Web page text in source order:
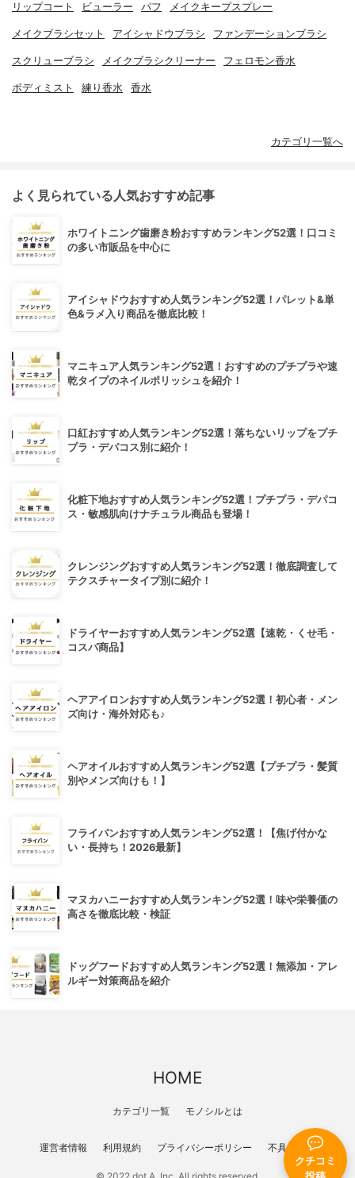
クチコミ
リップコート ビューラー パフ メイクキープスプレー
メイクブラシセット アイシャドウブラシ ファンデーションブラシ
スクリューブラシ メイクブラシクリーナー フェロモン香水
ボディミスト 練り香水 香水
カテゴリ一覧へ
よく見られている人気おすすめ記事
ホワイトニング歯磨き粉おすすめランキング52選！口コミ
の多い市販品を中心に
アイシャドウおすすめ人気ランキング52選！パレット&単
色&ラメ入り商品を徹底比較！
マニキュア人気ランキング52選！おすすめのプチプラや速
乾タイプのネイルポリッシュを紹介！
口紅おすすめ人気ランキング52選！落ちないリップをプチ
プラ・デパコス別に紹介！
化粧下地おすすめ人気ランキング52選！プチプラ・デパコ
ス・敏感肌向けナチュラル商品も登場！
クレンジングおすすめ人気ランキング52選！徹底調査して
テクスチャータイプ別に紹介！
ドライヤーおすすめ人気ランキング52選【速乾・くせ毛・
コスパ商品】
ヘアアイロンおすすめ人気ランキング52選！初心者・メン
ズ向け・海外対応も♪
ヘアオイルおすすめ人気ランキング52選【プチプラ・髪質
別やメンズ向けも！】
フライパンおすすめ人気ランキング52選！【焦げ付かな
い・長持ち！2026最新】
マヌカハニーおすすめ人気ランキング52選！味や栄養価の
高さを徹底比較・検証
ドッグフードおすすめ人気ランキング52選！無添加・アレ
ルギー対策商品を紹介
HOME
カテゴリ一覧 モノシルとは
運営者情報 利用規約 プライバシーポリシー 不具合報告